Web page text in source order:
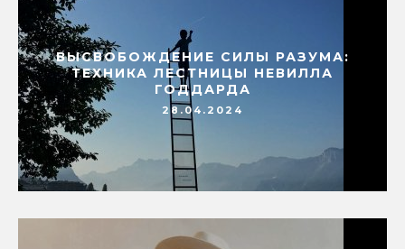
ВЫСВОБОЖДЕНИЕ СИЛЫ РАЗУМА:
ТЕХНИКА ЛЕСТНИЦЫ НЕВИЛЛА
ГОДДАРДА
28.04.2024